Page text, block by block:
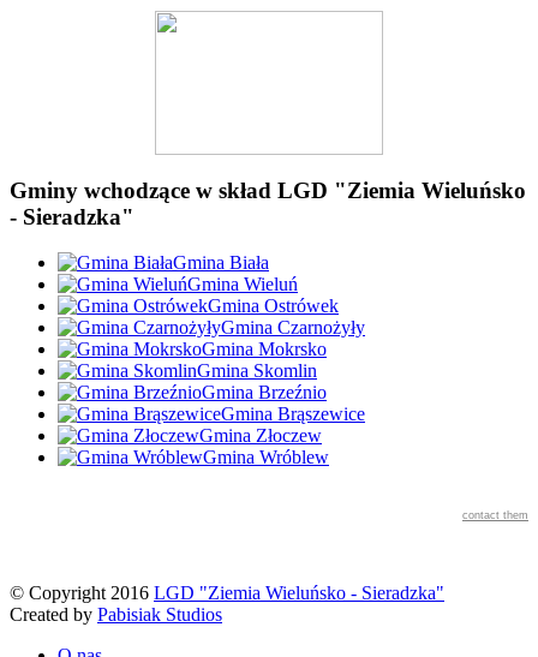
Gminy wchodzące w skład LGD "Ziemia Wieluńsko
- Sieradzka"
Gmina Biała
Gmina Wieluń
Gmina Ostrówek
Gmina Czarnożyły
Gmina Mokrsko
Gmina Skomlin
Gmina Brzeźnio
Gmina Brąszewice
Gmina Złoczew
Gmina Wróblew
contact them
© Copyright 2016 LGD "Ziemia Wieluńsko - Sieradzka"
Created by Pabisiak Studios